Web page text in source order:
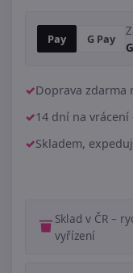
Pay G Pay
Doprava zdarma
14 dní na
Skladem,
Sklad v ČR –
vyřízení